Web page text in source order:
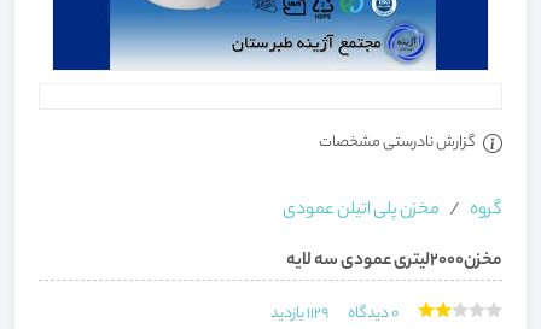
گزارش نادرستی مشخصات
گروه
مخزن پلی اتیلن عمودی
مخزن2000لیتری عمودی سه لایه
0دیدگاه 1129بازدید